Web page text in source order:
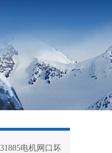
电机网口坏